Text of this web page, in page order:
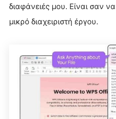
διαφάνειές μου. Είναι σαν
μικρό διαχειριστή έργου.